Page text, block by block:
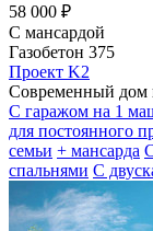
58 000 ₽
С мансардой
Газобетон 375
Проект K2
Современный дом
С гаражом на 1
для постоянного
семьи + мансарда
спальнями С